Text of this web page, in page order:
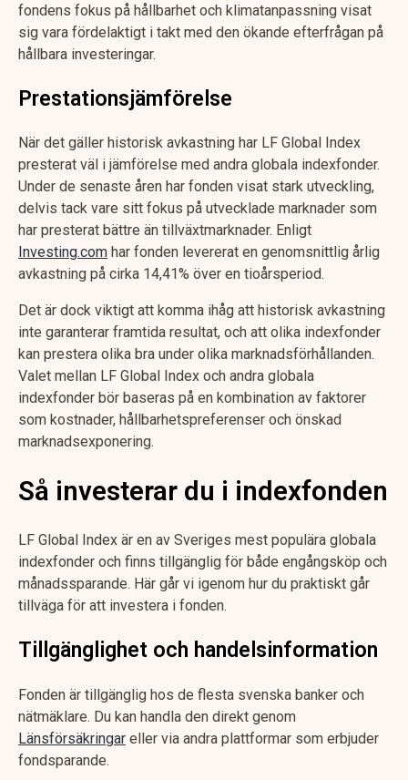
fondens fokus på hållbarhet och klimatanpassning visat
sig vara fördelaktigt i takt med den ökande efterfrågan på
hållbara investeringar.
Prestationsjämförelse
När det gäller historisk avkastning har LF Global Index
presterat väl i jämförelse med andra globala indexfonder.
Under de senaste åren har fonden visat stark utveckling,
delvis tack vare sitt fokus på utvecklade marknader som
har presterat bättre än tillväxtmarknader. Enligt
Investing.com har fonden levererat en genomsnittlig årlig
avkastning på cirka 14,41% över en tioårsperiod.
Det är dock viktigt att komma ihåg att historisk avkastning
inte garanterar framtida resultat, och att olika indexfonder
kan prestera olika bra under olika marknadsförhållanden.
Valet mellan LF Global Index och andra globala
indexfonder bör baseras på en kombination av faktorer
som kostnader, hållbarhetspreferenser och önskad
marknadsexponering.
Så investerar du i indexfonden
LF Global Index är en av Sveriges mest populära globala
indexfonder och finns tillgänglig för både engångsköp och
månadssparande. Här går vi igenom hur du praktiskt går
tillväga för att investera i fonden.
Tillgänglighet och handelsinformation
Fonden är tillgänglig hos de flesta svenska banker och
nätmäklare. Du kan handla den direkt genom
Länsförsäkringar eller via andra plattformar som erbjuder
fondsparande.